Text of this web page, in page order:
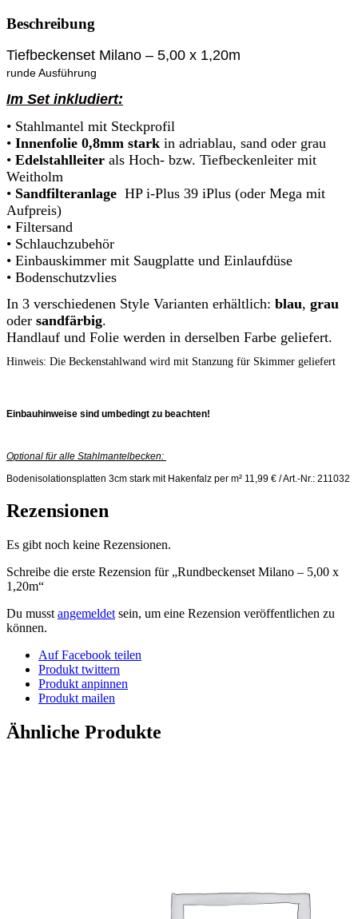
Beschreibung
Tiefbeckenset Milano – 5,00 x 1,20m
runde Ausführung
Im Set inkludiert:
• Stahlmantel mit Steckprofil
• Innenfolie 0,8mm stark in adriablau, sand oder grau
• Edelstahlleiter als Hoch- bzw. Tiefbeckenleiter mit
Weitholm
• Sandfilteranlage HP i-Plus 39 iPlus (oder Mega mit
Aufpreis)
• Filtersand
• Schlauchzubehör
• Einbauskimmer mit Saugplatte und Einlaufdüse
• Bodenschutzvlies
In 3 verschiedenen Style Varianten erhältlich: blau, grau
oder sandfärbig.
Handlauf und Folie werden in derselben Farbe geliefert.
Hinweis: Die Beckenstahlwand wird mit Stanzung für Skimmer geliefert
Einbauhinweise sind umbedingt zu beachten!
Optional für alle Stahlmantelbecken:
Bodenisolationsplatten 3cm stark mit Hakenfalz per m² 11,99 € / Art.-Nr.: 211032
Rezensionen
Es gibt noch keine Rezensionen.
Schreibe die erste Rezension für „Rundbeckenset Milano – 5,00 x
1,20m“
Du musst angemeldet sein, um eine Rezension veröffentlichen zu
können.
Auf Facebook teilen
Produkt twittern
Produkt anpinnen
Produkt mailen
Ähnliche Produkte